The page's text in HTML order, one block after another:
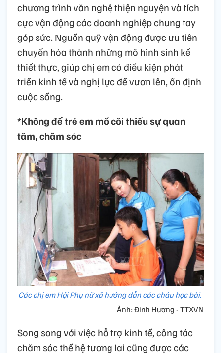
chương trình văn nghệ thiện nguyện và tích
cực vận động các doanh nghiệp chung tay
góp sức. Nguồn quỹ vận động được ưu tiên
chuyển hóa thành những mô hình sinh kế
thiết thực, giúp chị em có điều kiện phát
triển kinh tế và nghị lực để vươn lên, ổn định
cuộc sống.
*Không để trẻ em mồ côi thiếu sự quan
tâm, chăm sóc
Các chị em Hội Phụ nữ xã hướng dẫn các cháu học bài.
Ảnh: Đinh Hương - TTXVN
Song song với việc hỗ trợ kinh tế, công tác
chăm sóc thế hệ tương lai cũng được các